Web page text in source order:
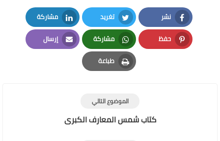
نشر
Facebook
تغريد
Twitter
مشاركة
LinkedIn
حفظ
Pinterest
مشاركة
Whatsapp
إرسال
Email
طباعة
Print
الموضوع التالي
كتاب شمس المعارف الكبرى